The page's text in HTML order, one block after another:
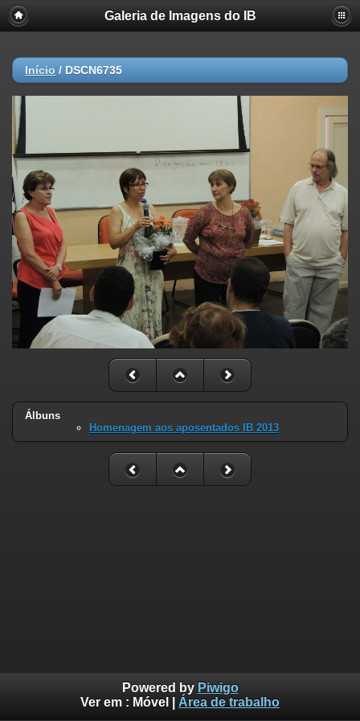
Galeria de Imagens do IB
Início / DSCN6735
Álbuns
Homenagem aos aposentados IB 2013
Powered by Piwigo
Ver em : Móvel Área de trabalho